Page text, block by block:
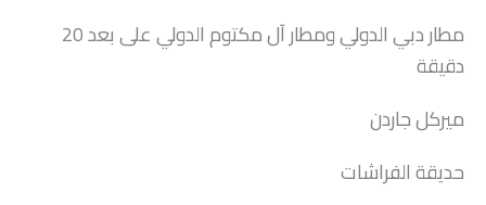
مطار دبي الدولي ومطار آل مكتوم الدولي على بعد 20
دقيقة
ميركل جاردن
حديقة الفراشات